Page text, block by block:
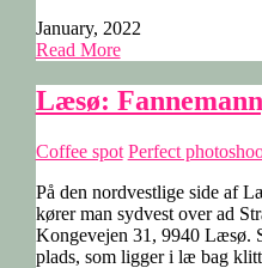
January, 2022
Read More
Læsø:
Coffee spot Perfect
På den nordvestlige side af
kører man sydvest over ad
Kongevejen 31, 9940 Læsø.
plads, som ligger i læ bag